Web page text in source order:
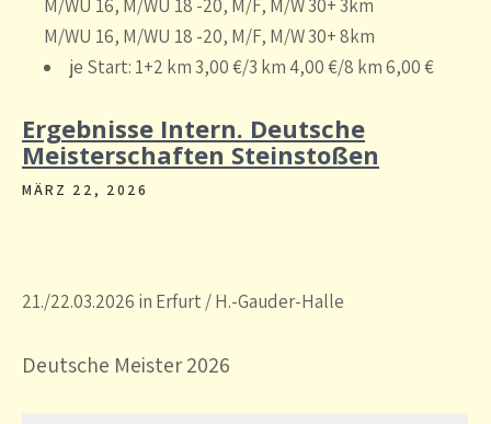
M/WU 16, M/WU 18 -20, M/F, M/W 30+ 3km
M/WU 16, M/WU 18 -20, M/F, M/W 30+ 8km
je Start: 1+2 km 3,00 €/3 km 4,00 €/8 km 6,00 €
Ergebnisse Intern. Deutsche
Meisterschaften Steinstoßen
MÄRZ 22, 2026
21./22.03.2026 in Erfurt / H.-Gauder-Halle
Deutsche Meister 2026